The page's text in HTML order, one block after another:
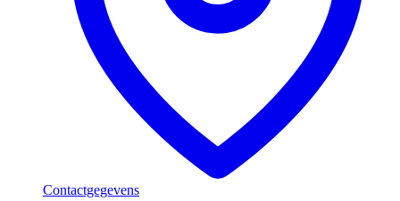
Contactgegevens